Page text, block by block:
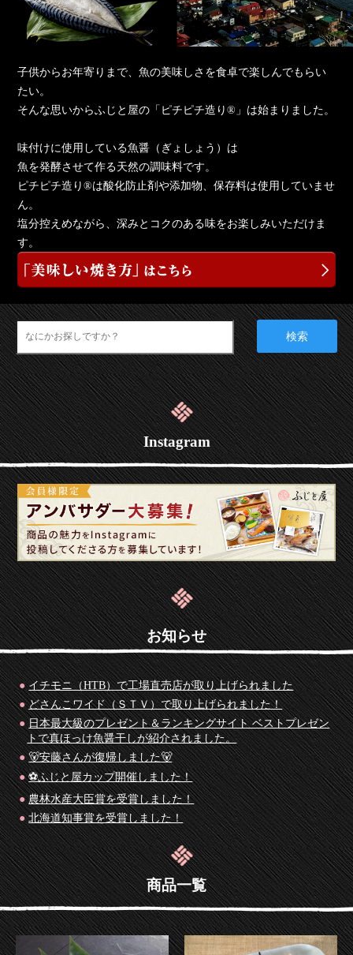
子供からお年寄りまで、魚の美味しさを食卓で楽しんでもらい
たい。
そんな思いからふじと屋の「ピチピチ造り®」は始まりました。
味付けに使用している魚醤（ぎょしょう）は
魚を発酵させて作る天然の調味料です。
ピチピチ造り®は酸化防止剤や添加物、保存料は使用していませ
ん。
塩分控えめながら、深みとコクのある味をお楽しみいただけま
す。
検索
Instagram
お知らせ
イチモニ（HTB）で工場直売店が取り上げられました
どさんこワイド（ＳＴＶ）で取り上げられました！
日本最大級のプレゼント＆ランキングサイト ベストプレゼン
トで真ほっけ魚醤干しが紹介されました。
🐻安藤さんが復帰しました🐻
⚽ふじと屋カップ開催しました！
農林水産大臣賞を受賞しました！
北海道知事賞を受賞しました！
商品一覧